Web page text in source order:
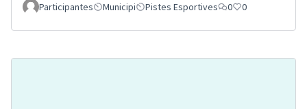
Participantes
Municipi Pistes Esportives 0 0